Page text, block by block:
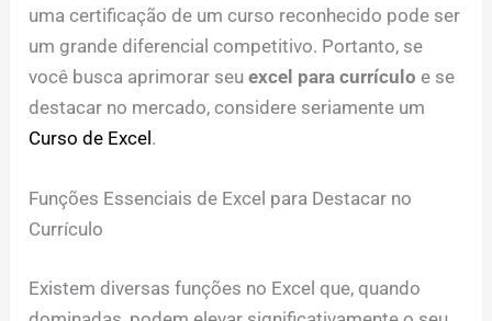
uma certificação de um curso reconhecido pode ser
um grande diferencial competitivo. Portanto, se
você busca aprimorar seuexcel para currículo e se
destacar no mercado, considere seriamente um
Curso de Excel.
Funções Essenciais de Excel para Destacar no
Currículo
Existem diversas funções no Excel que, quando